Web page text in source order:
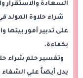
السعادة والاستقرار
شراء حلاوة المولد
على تدبير أمور بيتها
بكفاءة.
وتفسير حلم شراء
يدل أيضاً علي الشفاء